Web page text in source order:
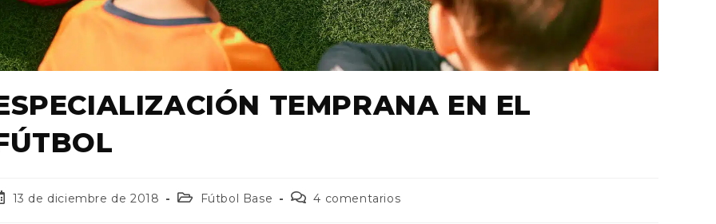
TEMPRANA EN EL
13 de diciembre de 2018 Fútbol Base 4 comentarios